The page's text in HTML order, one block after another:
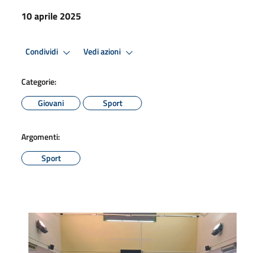
10 aprile 2025
Condividi Vedi azioni
Categorie:
Giovani
Sport
Argomenti:
Sport